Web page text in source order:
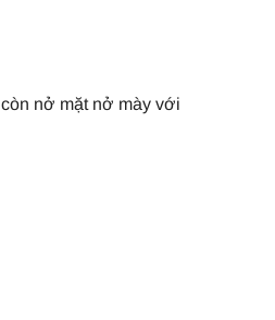
nở mặt nở mày với